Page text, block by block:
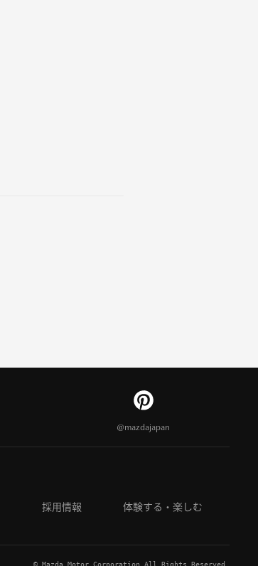
@mazdajapan
採用情報 体験する・楽しむ
© Mazda Motor Corporation All Rights Reserved.